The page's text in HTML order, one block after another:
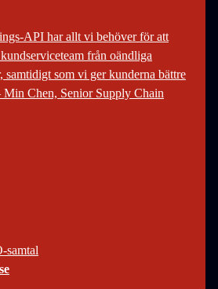
API har allt vi behöver för att
från oändliga
som vi ger kunderna bättre
Min Chen, Senior Supply Chain
samtal